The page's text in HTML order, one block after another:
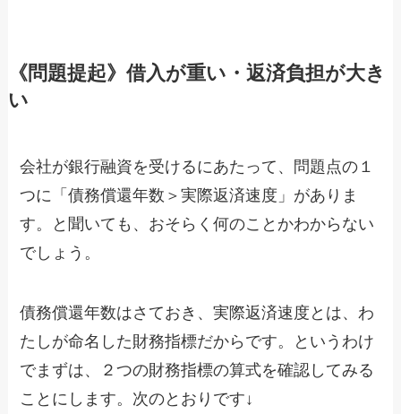
《問題提起》借入が重い・返済負担が大き
い
会社が銀行融資を受けるにあたって、問題点の１
つに「債務償還年数＞実際返済速度」がありま
す。と聞いても、おそらく何のことかわからない
でしょう。
債務償還年数はさておき、実際返済速度とは、わ
たしが命名した財務指標だからです。というわけ
でまずは、２つの財務指標の算式を確認してみる
ことにします。次のとおりです↓